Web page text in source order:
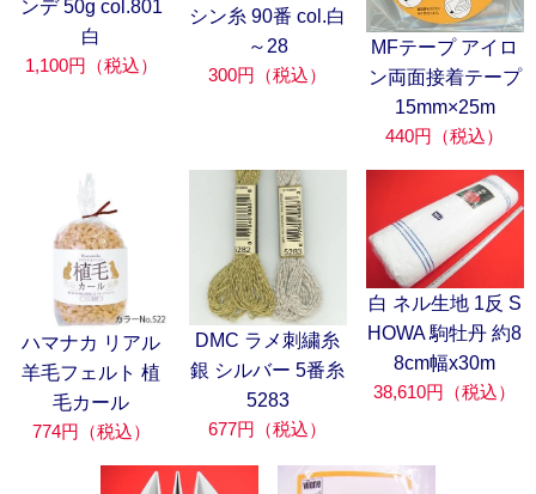
ンデ 50g col.801
白
1,100円（税込）
シン糸 90番 col.白
～28
300円（税込）
MFテープ アイロ
ン両面接着テープ
15mm×25m
440円（税込）
ハマナカ リアル
羊毛フェルト 植
毛カール
774円（税込）
DMC ラメ刺繍糸
銀 シルバー 5番糸
5283
677円（税込）
白 ネル生地 1反 S
HOWA 駒牡丹 約8
8cm幅x30m
38,610円（税込）